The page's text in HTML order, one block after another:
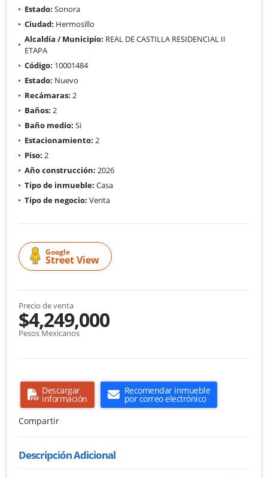
Estado: Sonora
Ciudad: Hermosillo
Alcaldía / Municipio: REAL DE CASTILLA RESIDENCIAL II
ETAPA
Código: 10001484
Estado: Nuevo
Recámaras: 2
Baños: 2
Baño medio: Si
Estacionamiento: 2
Piso: 2
Año construcción: 2026
Tipo de inmueble: Casa
Tipo de negocio: Venta
Google
Street View
Precio de venta
$4,249,000
Pesos Mexicanos
Descargar
información
Recomendar inmueble
por correo electrónico
Compartir
Descripción Adicional